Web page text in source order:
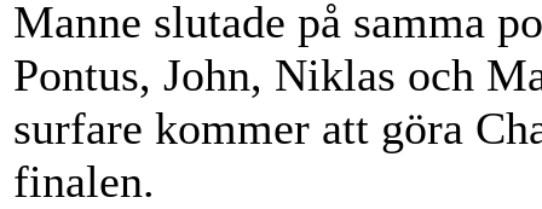
Manne slutade på samma
Pontus, John, Niklas och
surfare kommer att göra
finalen.